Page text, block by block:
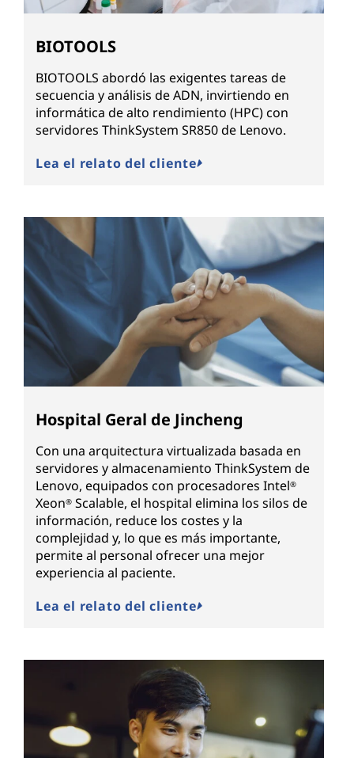
BIOTOOLS
BIOTOOLS abordó las exigentes tareas de
secuencia y análisis de ADN, invirtiendo en
informática de alto rendimiento (HPC) con
servidores ThinkSystem SR850 de Lenovo.
Lea el relato del cliente
Hospital Geral de Jincheng
Con una arquitectura virtualizada basada en
servidores y almacenamiento ThinkSystem de
Lenovo, equipados con procesadores Intel®
Xeon® Scalable, el hospital elimina los silos de
información, reduce los costes y la
complejidad y, lo que es más importante,
permite al personal ofrecer una mejor
experiencia al paciente.
Lea el relato del cliente